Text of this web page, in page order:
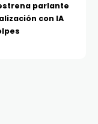
parlante
con IA